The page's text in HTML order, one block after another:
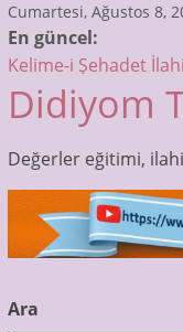
Skip
to
content
Cumartesi, Ağustos 8,
En güncel:
Kelime-i Şehadet
Sübhaneke Ezberle
Allah’tır ilk sözümüz
Muhammedin
Didiyom Tv
Otobüsün Tekerleri
Şarkıları
Didiyom
Değerler eğitimi,
Ara